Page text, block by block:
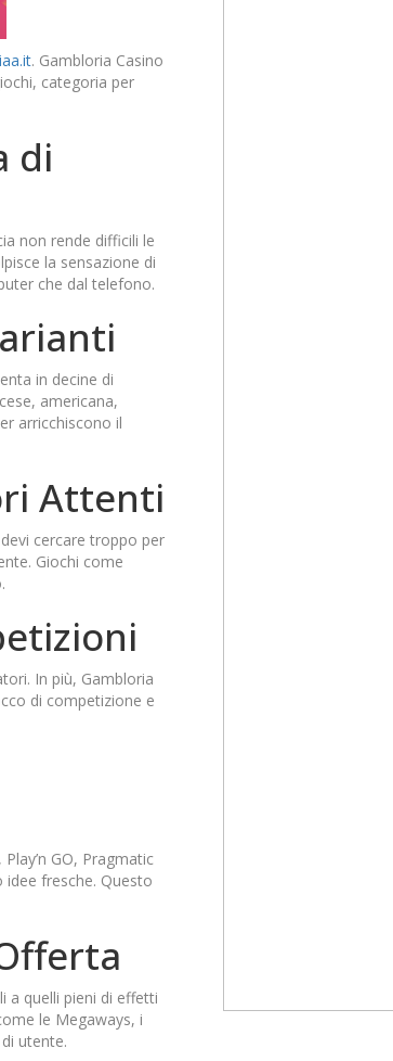
. Gambloria Casino
categoria per
di
non rende difficili le
la sensazione di
che dal telefono.
in decine di
americana,
arricchiscono il
Attenti
cercare troppo per
Giochi come
In più, Gambloria
di competizione e
GO, Pragmatic
fresche. Questo
a quelli pieni di effetti
le Megaways, i
utente.